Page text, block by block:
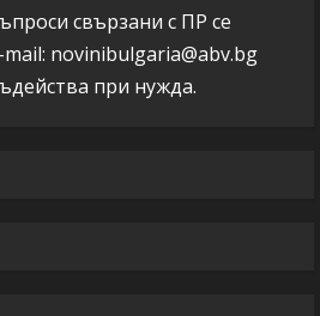
свързани с ПР се
novinibulgaria@abv.bg
при нужда.